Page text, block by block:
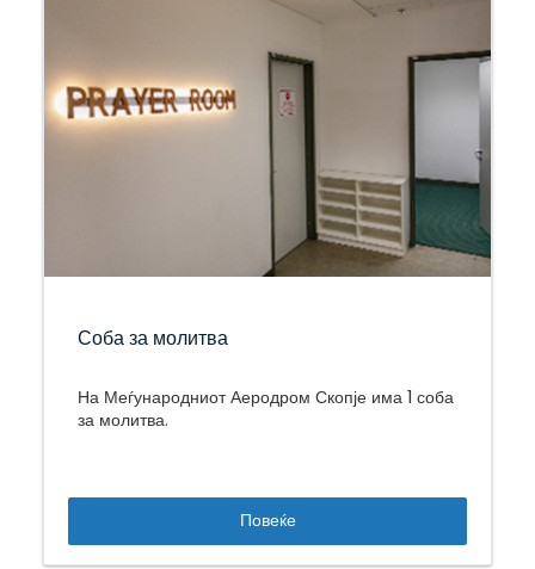
Соба за молитва
На Меѓународниот Аеродром Скопје има 1 соба
за молитва.
Повеќе